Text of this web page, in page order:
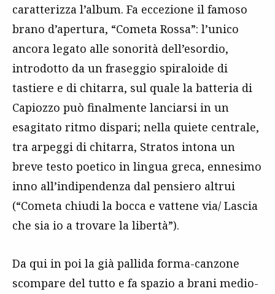
caratterizza l’album. Fa eccezione il famoso
brano d’apertura, “Cometa Rossa”: l’unico
ancora legato alle sonorità dell’esordio,
introdotto da un fraseggio spiraloide di
tastiere e di chitarra, sul quale la batteria di
Capiozzo può finalmente lanciarsi in un
esagitato ritmo dispari; nella quiete centrale,
tra arpeggi di chitarra, Stratos intona un
breve testo poetico in lingua greca, ennesimo
inno all’indipendenza dal pensiero altrui
(“Cometa chiudi la bocca e vattene via/ Lascia
che sia io a trovare la libertà”).
Da qui in poi la già pallida forma-canzone
scompare del tutto e fa spazio a brani medio-